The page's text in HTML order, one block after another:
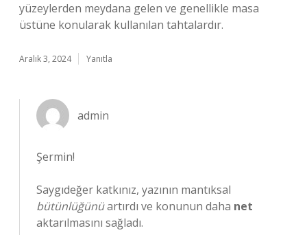
yüzeylerden meydana gelen ve genellikle masa
üstüne konularak kullanılan tahtalardır.
Aralık 3, 2024 Yanıtla
admin
Şermin!
Saygıdeğer katkınız, yazının mantıksal
bütünlüğünüartırdı ve konunun daha net
aktarılmasını sağladı.